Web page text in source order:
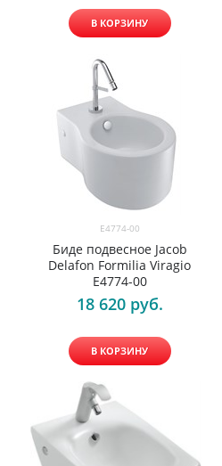
В КОРЗИНУ
E4774-00
Биде подвесное Jacob
Delafon Formilia Viragio
E4774-00
18 620 руб.
В КОРЗИНУ